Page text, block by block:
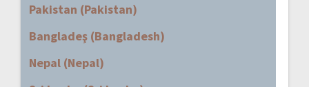
Pakistan (Pakistan)
Bangladeş (Bangladesh)
Nepal (Nepal)